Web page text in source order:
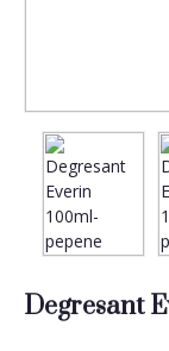
Degresant